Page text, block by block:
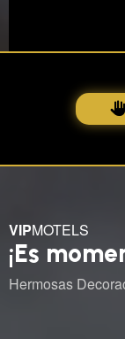
VIPMOTELS
¡Es
Hermosas